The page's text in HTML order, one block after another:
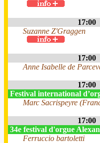
17:00
Suzanne Z'Graggen
17:00
Anne Isabelle de
17:00
Festival international
Marc Sacrispeyre
17:00
34e festival d'orgue
Ferruccio bartoletti